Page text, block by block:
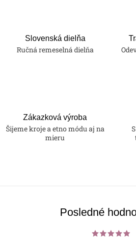
Slovenská dielňa
Ručná remeselná dielňa
Zákazková výroba
Šijeme kroje a etno módu aj na
mieru
Posledné